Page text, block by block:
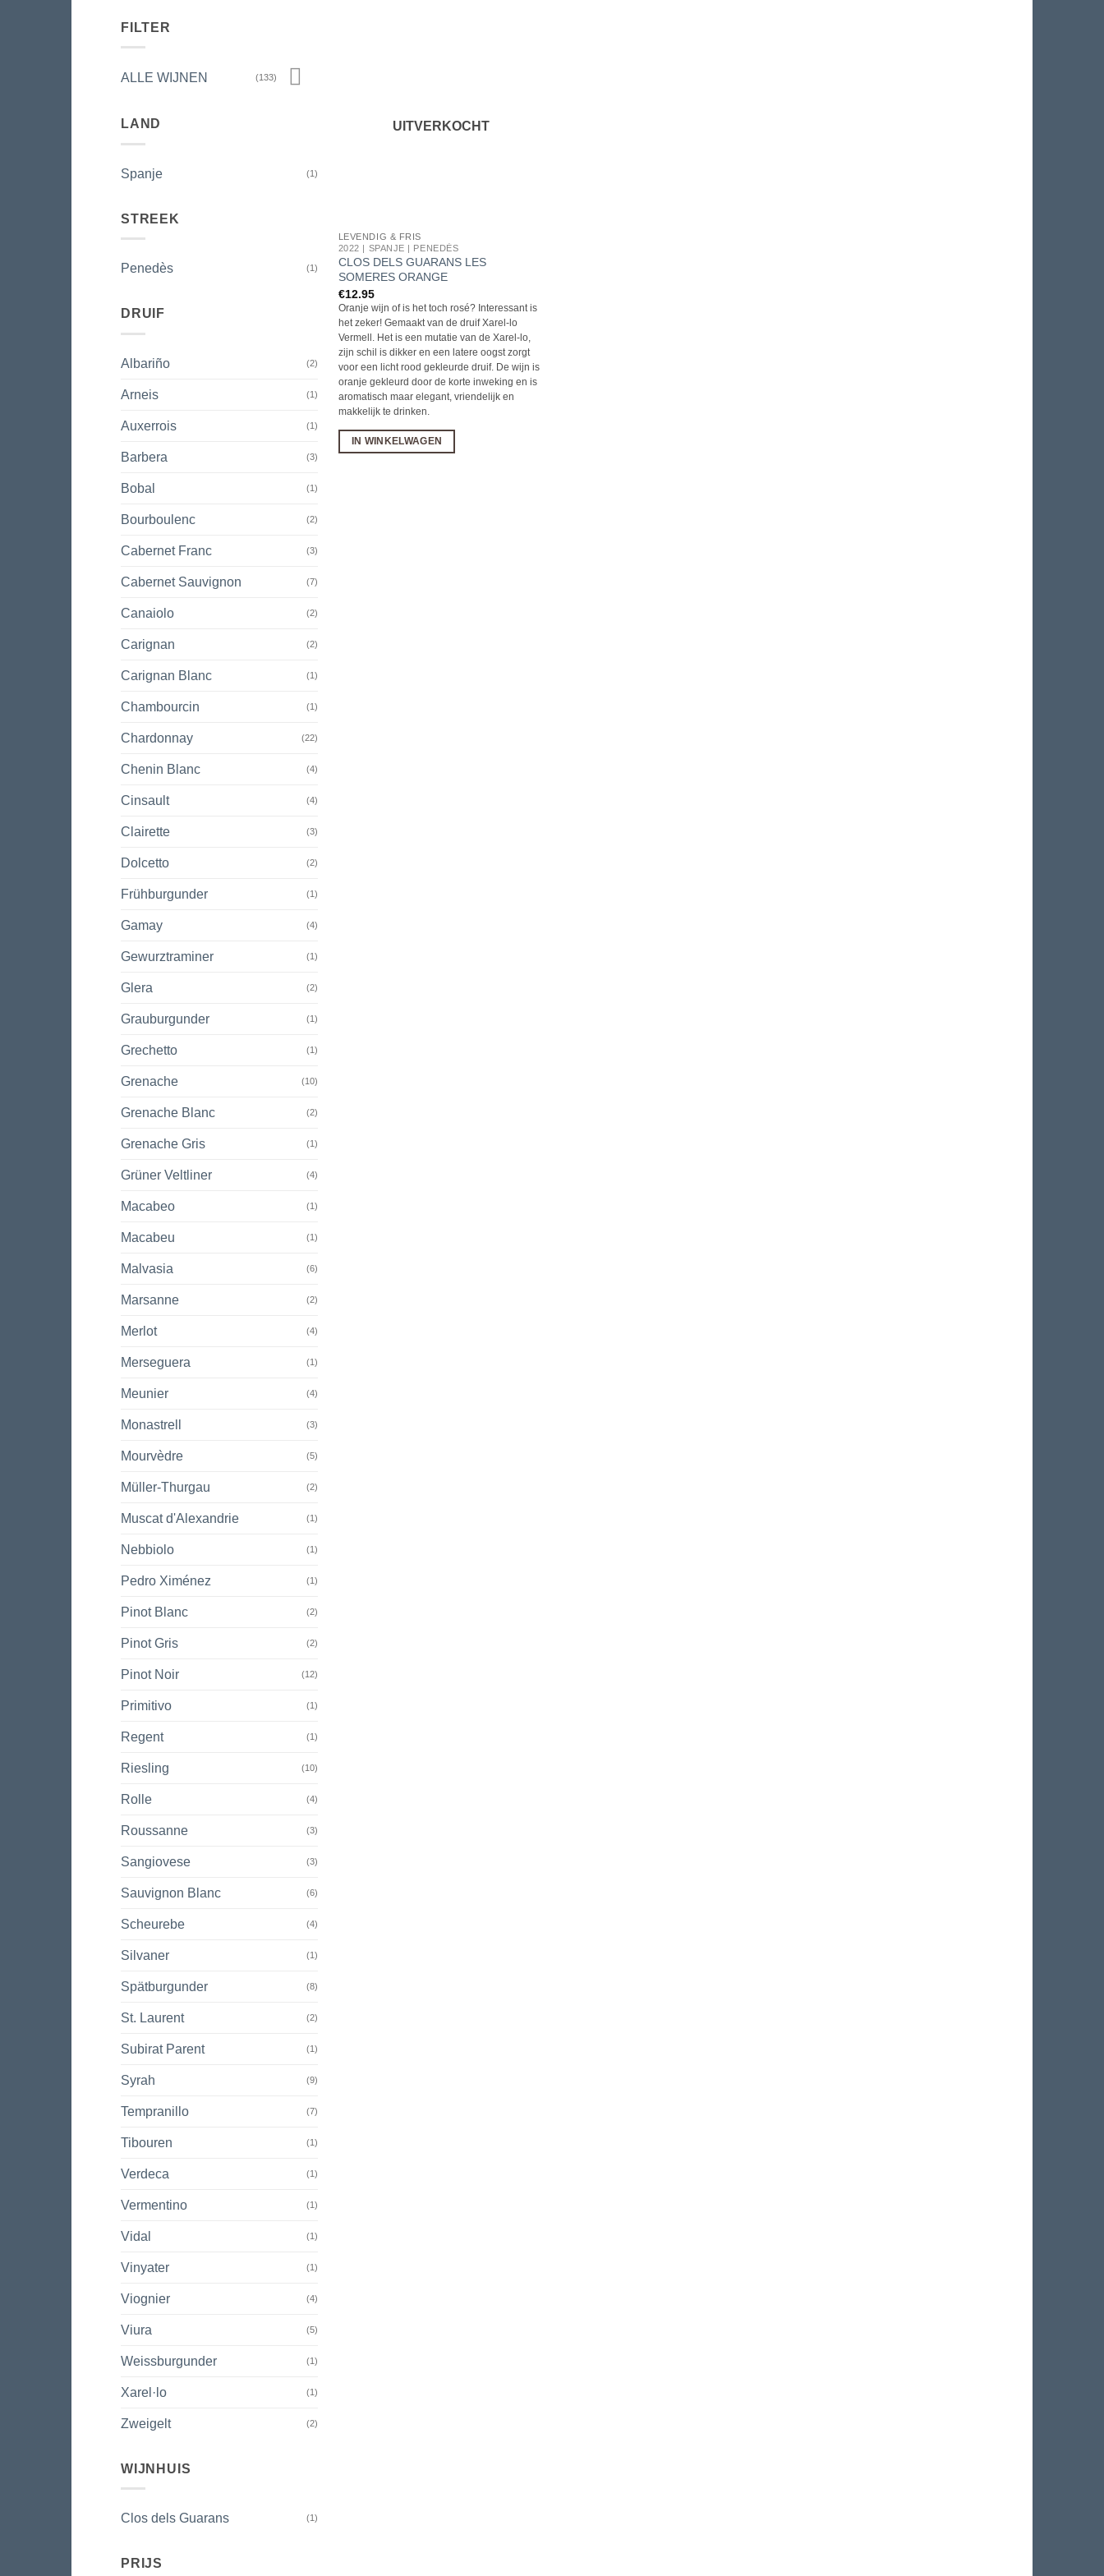
FILTER
ALLE WIJNEN (133)
LAND
Spanje (1)
STREEK
Penedès (1)
DRUIF
Albariño (2)
Arneis (1)
Auxerrois (1)
Barbera (3)
Bobal (1)
Bourboulenc (2)
Cabernet Franc (3)
Cabernet Sauvignon (7)
Canaiolo (2)
Carignan (2)
Carignan Blanc (1)
Chambourcin (1)
Chardonnay (22)
Chenin Blanc (4)
Cinsault (4)
Clairette (3)
Dolcetto (2)
Frühburgunder (1)
Gamay (4)
Gewurztraminer (1)
Glera (2)
Grauburgunder (1)
Grechetto (1)
Grenache (10)
Grenache Blanc (2)
Grenache Gris (1)
Grüner Veltliner (4)
Macabeo (1)
Macabeu (1)
Malvasia (6)
Marsanne (2)
Merlot (4)
Merseguera (1)
Meunier (4)
Monastrell (3)
Mourvèdre (5)
Müller-Thurgau (2)
Muscat d'Alexandrie (1)
Nebbiolo (1)
Pedro Ximénez (1)
Pinot Blanc (2)
Pinot Gris (2)
Pinot Noir (12)
Primitivo (1)
Regent (1)
Riesling (10)
Rolle (4)
Roussanne (3)
Sangiovese (3)
Sauvignon Blanc (6)
Scheurebe (4)
Silvaner (1)
Spätburgunder (8)
St. Laurent (2)
Subirat Parent (1)
Syrah (9)
Tempranillo (7)
Tibouren (1)
Verdeca (1)
Vermentino (1)
Vidal (1)
Vinyater (1)
Viognier (4)
Viura (5)
Weissburgunder (1)
Xarel·lo (1)
Zweigelt (2)
WIJNHUIS
Clos dels Guarans (1)
PRIJS
UITVERKOCHT
LEVENDIG & FRIS
2022 | SPANJE | PENEDÈS
CLOS DELS GUARANS LES
SOMERES ORANGE
€12.95
Oranje wijn of is het toch rosé? Interessant is
het zeker! Gemaakt van de druif Xarel-lo
Vermell. Het is een mutatie van de Xarel-lo,
zijn schil is dikker en een latere oogst zorgt
voor een licht rood gekleurde druif. De wijn is
oranje gekleurd door de korte inweking en is
aromatisch maar elegant, vriendelijk en
makkelijk te drinken.
IN WINKELWAGEN